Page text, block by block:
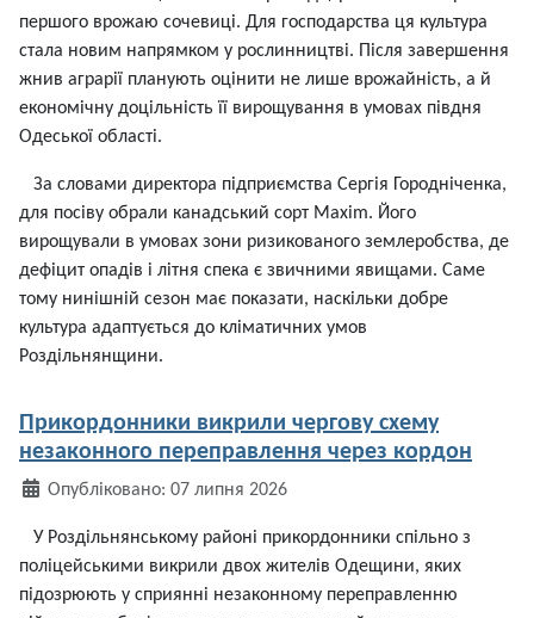
першого врожаю сочевиці. Для господарства ця культура
стала новим напрямком у рослинництві. Після завершення
жнив аграрії планують оцінити не лише врожайність, а й
економічну доцільність її вирощування в умовах півдня
Одеської області.
За словами директора підприємства Сергія Городніченка,
для посіву обрали канадський сорт Maxim. Його
вирощували в умовах зони ризикованого землеробства, де
дефіцит опадів і літня спека є звичними явищами. Саме
тому нинішній сезон має показати, наскільки добре
культура адаптується до кліматичних умов
Роздільнянщини.
Прикордонники викрили чергову схему
незаконного переправлення через кордон
ДеталіОпубліковано: 07 липня 2026
У Роздільнянському районі прикордонники спільно з
поліцейськими викрили двох жителів Одещини, яких
підозрюють у сприянні незаконному переправленню